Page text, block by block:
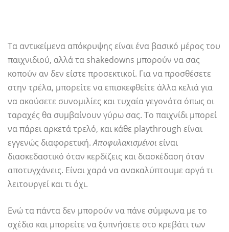
Τα αντικείμενα απόκρυψης είναι ένα βασικό μέρος του
παιχνιδιού, αλλά τα shakedowns μπορούν να σας
κοπούν αν δεν είστε προσεκτικοί. Για να προσθέσετε
στην τρέλα, μπορείτε να επισκεφθείτε άλλα κελιά για
να ακούσετε συνομιλίες και τυχαία γεγονότα όπως οι
ταραχές θα συμβαίνουν γύρω σας. Το παιχνίδι μπορεί
να πάρει αρκετά τρελό, και κάθε playthrough είναι
εγγενώς διαφορετική.Αποφυλακισμένοι είναι
διασκεδαστικό όταν κερδίζεις και διασκέδαση όταν
αποτυγχάνεις. Είναι χαρά να ανακαλύπτουμε αργά τι
λειτουργεί και τι όχι.
Ενώ τα πάντα δεν μπορούν να πάνε σύμφωνα με το
σχέδιο και μπορείτε να ξυπνήσετε στο κρεβάτι των